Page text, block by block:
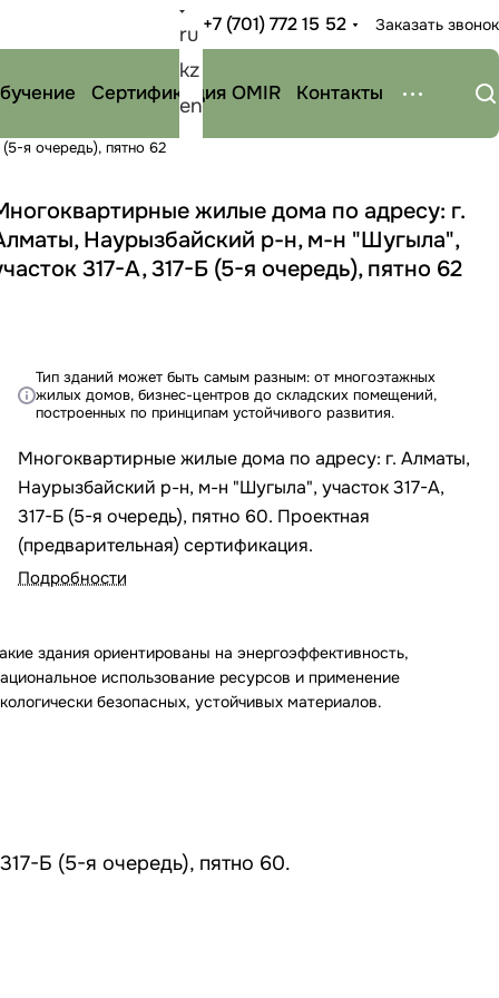
ru
kz
en
+7 (701) 772 15 52 Заказать звонок
Сертификация OMIR Контакты
я очередь), пятно 62
жилые дома по адресу: г.
Наурызбайский р-н, м-н "Шугыла",
317-А, 317-Б (5-я очередь), пятно 62
Тип зданий может быть самым разным: от многоэтажных
жилых домов, бизнес-центров до складских помещений,
построенных по принципам устойчивого развития.
Многоквартирные жилые дома по адресу: г. Алматы,
Наурызбайский р-н, м-н "Шугыла", участок 317-А,
317-Б (5-я очередь), пятно 60. Проектная
(предварительная) сертификация.
Подробности
здания ориентированы на энергоэффективность,
использование ресурсов и применение
безопасных, устойчивых материалов.
Б (5-я очередь), пятно 60.